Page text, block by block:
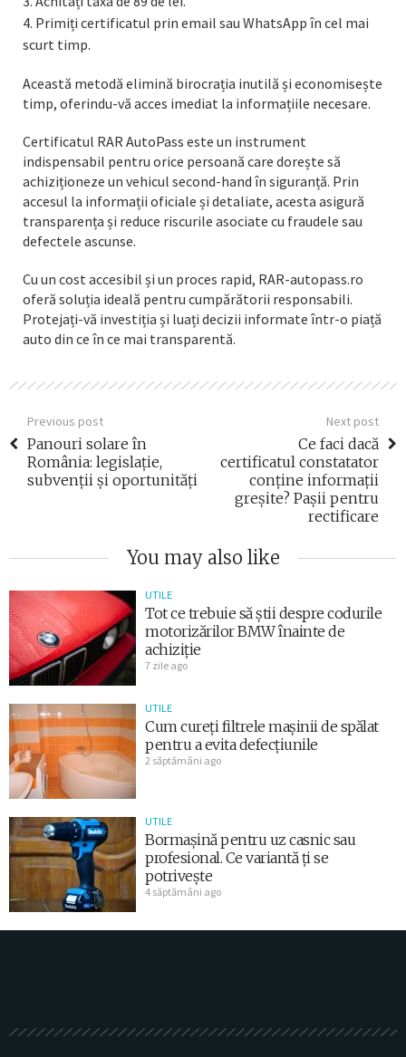
Primiți certificatul prin email sau WhatsApp în cel mai
scurt timp.
Această metodă elimină birocrația inutilă și economisește
timp, oferindu-vă acces imediat la informațiile necesare.
Certificatul RAR AutoPass este un instrument
indispensabil pentru orice persoană care dorește să
achiziționeze un vehicul second-hand în siguranță. Prin
accesul la informații oficiale și detaliate, acesta asigură
transparența și reduce riscurile asociate cu fraudele sau
defectele ascunse.
Cu un cost accesibil și un proces rapid, RAR-autopass.ro
oferă soluția ideală pentru cumpărătorii responsabili.
Protejați-vă investiția și luați decizii informate într-o piață
auto din ce în ce mai transparentă.
Previous post
Panouri solare în
România: legislație,
subvenții și oportunități
Next post
Ce faci dacă
certificatul constatator
conține informații
greșite? Pașii pentru
rectificare
You may also like
UTILE
Tot ce trebuie să știi despre codurile
motorizărilor BMW înainte de
achiziție
7 zile ago
UTILE
Cum cureți filtrele mașinii de spălat
pentru a evita defecțiunile
2 săptămâni ago
UTILE
Bormașină pentru uz casnic sau
profesional. Ce variantă ți se
potrivește
4 săptămâni ago